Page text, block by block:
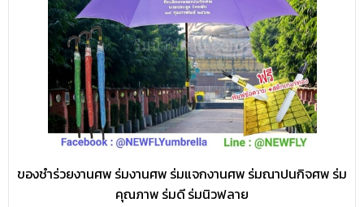
ของชำร่วยงานศพ ร่มงานศพ ร่มแจกงานศพ ร่มณาปนกิจศพ ร่ม
คุณภาพ ร่มดี ร่มนิวฟลาย